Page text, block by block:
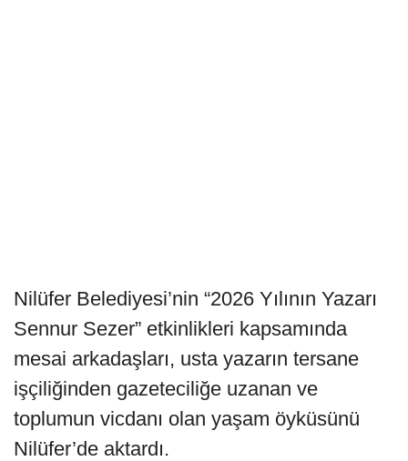
Nilüfer Belediyesi’nin “2026 Yılının Yazarı
Sennur Sezer” etkinlikleri kapsamında
mesai arkadaşları, usta yazarın tersane
işçiliğinden gazeteciliğe uzanan ve
toplumun vicdanı olan yaşam öyküsünü
Nilüfer’de aktardı.